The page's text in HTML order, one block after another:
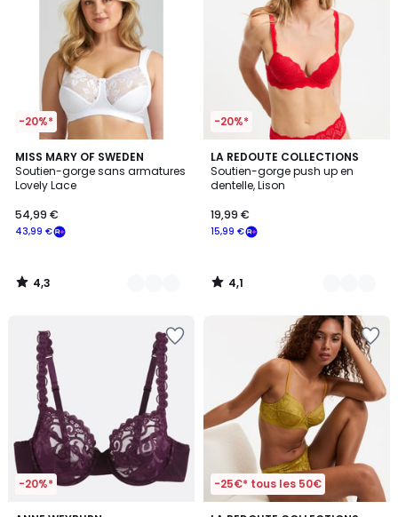
-20%*
MISS MARY OF SWEDEN
Soutien-gorge sans armatures
Lovely Lace
43,99 €
54,99 €
4,3
/ 5
11
Couleurs
4,3
/
-20%*
LA REDOUTE COLLECTIONS
Soutien-gorge push up en
dentelle, Lison
15,99 €
19,99 €
4,1
/ 5
4
Couleurs
4,1
/
-20%* -25€* tous les 50€